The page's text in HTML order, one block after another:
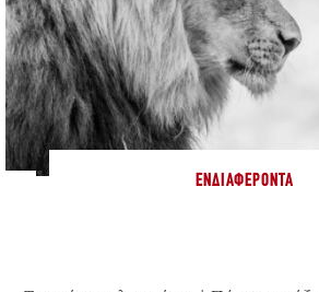
ΕΝΔΙΑΦΈΡΟΝΤΑ